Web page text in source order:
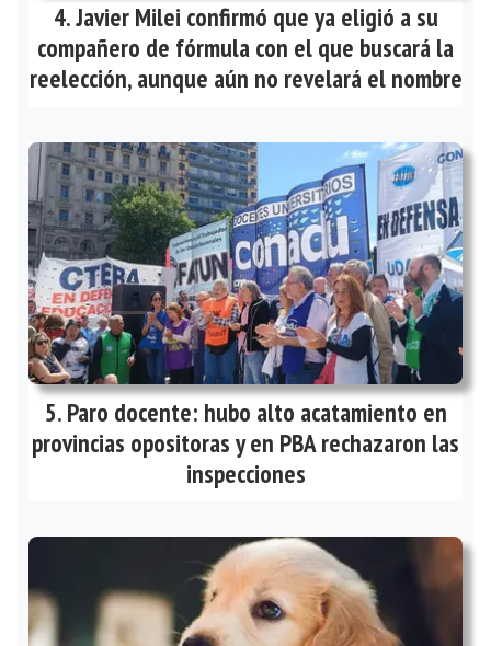
Javier Milei confirmó que ya eligió a su
compañero de fórmula con el que buscará la
reelección, aunque aún no revelará el nombre
Paro docente: hubo alto acatamiento en
provincias opositoras y en PBA rechazaron las
inspecciones